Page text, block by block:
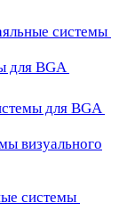
системы
для BGA
для BGA
визуального
системы